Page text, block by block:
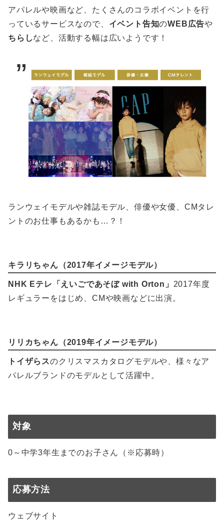
アパレルや映画など、たくさんのコラボイベントを行
っているサービスなので、 イベント告知のWEB広告や
ちらしなど、活動する幅は広いようです！
ランウェイモデルや雑誌モデル、俳優や女優、CMタレ
ントのお仕事もあるかも…？！
キラリちゃん（2017年イメージモデル）
NHK Eテレ「えいごであそぼ with Orton」 2017年度
レギュラーをはじめ、CMや映画などに出演。
リリカちゃん（2019年イメージモデル）
トイザらスのクリスマスカタログモデルや、様々なア
パレルブランドのモデルとして活躍中。
対象
0～中学3年生までのお子さん（※応募時）
応募方法
ウェブサイト